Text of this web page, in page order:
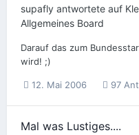
supafly antwortete auf
Allgemeines Board
Darauf das zum
wird! ;)
12. Mai 2006 97
Mal was Lustiges....